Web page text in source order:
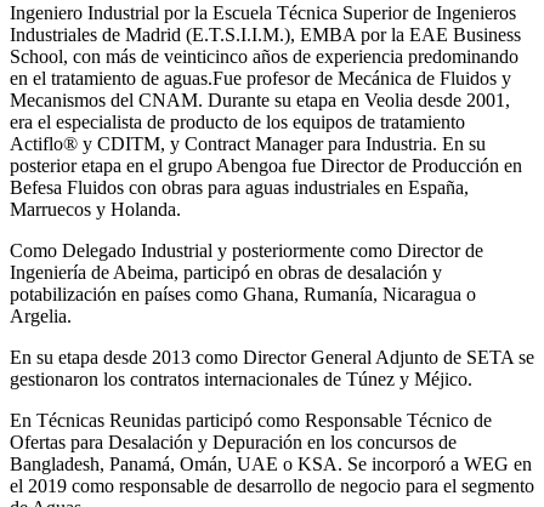
Ingeniero Industrial por la Escuela Técnica Superior de Ingenieros
Industriales de Madrid (E.T.S.I.I.M.), EMBA por la EAE Business
School, con más de veinticinco años de experiencia predominando
en el tratamiento de aguas.Fue profesor de Mecánica de Fluidos y
Mecanismos del CNAM. Durante su etapa en Veolia desde 2001,
era el especialista de producto de los equipos de tratamiento
Actiflo® y CDITM, y Contract Manager para Industria. En su
posterior etapa en el grupo Abengoa fue Director de Producción en
Befesa Fluidos con obras para aguas industriales en España,
Marruecos y Holanda.
Como Delegado Industrial y posteriormente como Director de
Ingeniería de Abeima, participó en obras de desalación y
potabilización en países como Ghana, Rumanía, Nicaragua o
Argelia.
En su etapa desde 2013 como Director General Adjunto de SETA se
gestionaron los contratos internacionales de Túnez y Méjico.
En Técnicas Reunidas participó como Responsable Técnico de
Ofertas para Desalación y Depuración en los concursos de
Bangladesh, Panamá, Omán, UAE o KSA. Se incorporó a WEG en
el 2019 como responsable de desarrollo de negocio para el segmento